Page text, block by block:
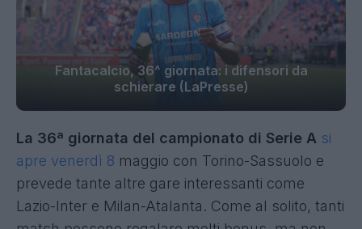
Fantacalcio, 36^ giornata: i difensori da
schierare (LaPresse)
La 36ª giornata del campionato di Serie A si
apre venerdì 8 maggio con Torino-Sassuolo e
prevede tante altre gare interessanti come
Lazio-Inter e Milan-Atalanta. Come al solito, tanti